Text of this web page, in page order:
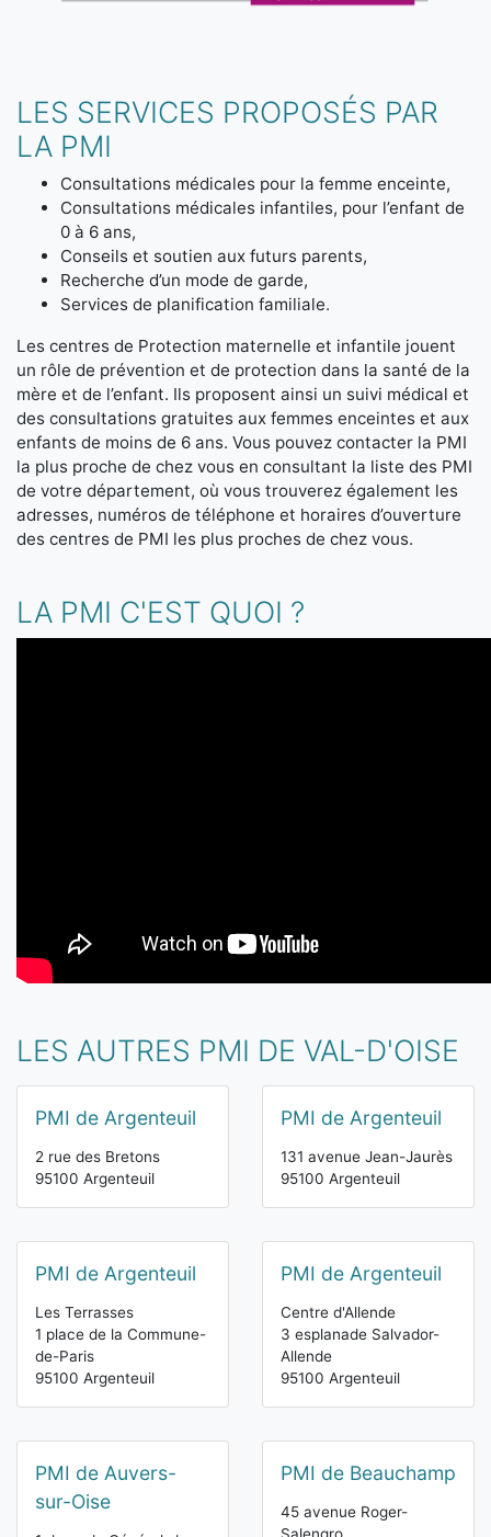
LES SERVICES PROPOSÉS PAR
LA PMI
Consultations médicales pour la femme enceinte,
Consultations médicales infantiles, pour l’enfant de
0 à 6 ans,
Conseils et soutien aux futurs parents,
Recherche d’un mode de garde,
Services de planification familiale.
Les centres de Protection maternelle et infantile jouent
un rôle de prévention et de protection dans la santé de la
mère et de l’enfant. Ils proposent ainsi un suivi médical et
des consultations gratuites aux femmes enceintes et aux
enfants de moins de 6 ans. Vous pouvez contacter la PMI
la plus proche de chez vous en consultant la liste des PMI
de votre département, où vous trouverez également les
adresses, numéros de téléphone et horaires d’ouverture
des centres de PMI les plus proches de chez vous.
LA PMI C'EST QUOI ?
LES AUTRES PMI DE VAL-D'OISE
PMI de Argenteuil
2 rue des Bretons
95100 Argenteuil
PMI de Argenteuil
131 avenue Jean-Jaurès
95100 Argenteuil
PMI de Argenteuil
Les Terrasses
1 place de la Commune-
de-Paris
95100 Argenteuil
PMI de Argenteuil
Centre d'Allende
3 esplanade Salvador-
Allende
95100 Argenteuil
PMI de Auvers-
sur-Oise
PMI de Beauchamp
45 avenue Roger-